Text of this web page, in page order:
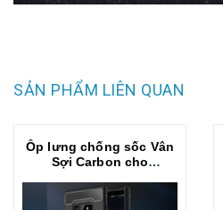
SẢN PHẨM LIÊN QUAN
Ốp lưng chống sốc Vân
Sợi Carbon cho